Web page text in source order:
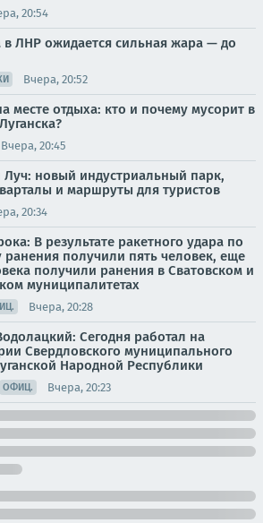
20:54
в ЛНР ожидается сильная жара — до
Вчера, 20:52
месте отдыха: кто и почему мусорит в
Вчера, 20:45
Луч: новый индустриальный парк,
и маршруты для туристов
20:34
В результате ракетного удара по
ранения получили пять человек, еще
получили ранения в Сватовском и
муниципалитетах
Вчера, 20:28
Сегодня работал на
Свердловского муниципального
Народной Республики
ОФИЦ. Вчера, 20:23